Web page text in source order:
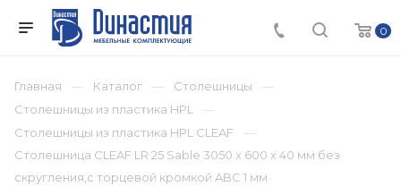
0
Главная Каталог
Столешницы
Столешницы из пластика HPL
Столешницы из пластика HPL CLEAF
Столешница CLEAF LR 25 Sable 3050 x 600 x 40 мм без
скругления,с торцевой кромкой ABC 1 мм